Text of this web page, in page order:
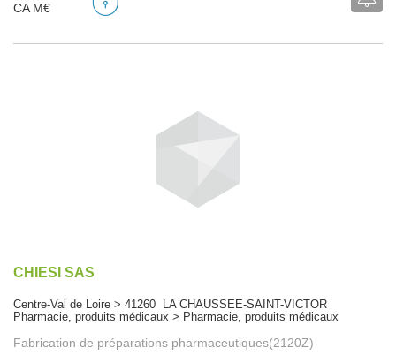
CA M€
CHIESI SAS
Centre-Val de Loire > 41260 LA CHAUSSEE-SAINT-VICTOR
Pharmacie, produits médicaux > Pharmacie, produits médicaux
Fabrication de préparations pharmaceutiques(2120Z)